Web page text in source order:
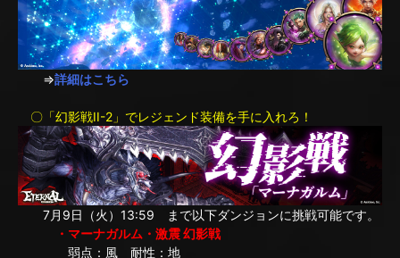
⇒詳細はこちら
〇「幻影戦II-2」でレジェンド装備を手に入れろ！
7月9日（火）13:59 まで以下ダンジョンに挑戦可能です。
・マーナガルム・激震 幻影戦
弱点：風 耐性：地